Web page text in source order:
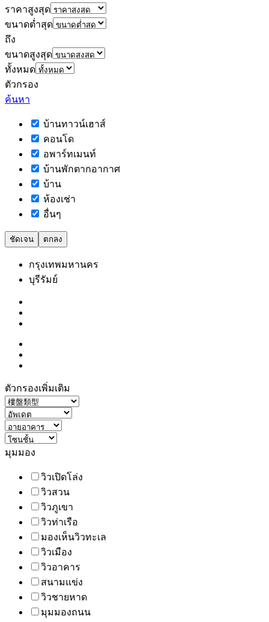
ราคาสูงสุด
ขนาดต่ำสุด
ถึง
ขนาดสูงสุด
ทั้งหมด
ตัวกรอง
ค้นหา
บ้านทาวน์เฮาส์
คอนโด
อพาร์ทเมนท์
บ้านพักตากอากาศ
บ้าน
ห้องเช่า
อื่นๆ
ชัดเจน ตกลง
กรุงเทพมหานคร
บุรีรัมย์
ตัวกรองเพิ่มเติม
มุมมอง
วิวเปิดโล่ง
วิวสวน
วิวภูเขา
วิวท่าเรือ
มองเห็นวิวทะเล
วิวเมือง
วิวอาคาร
สนามแข่ง
วิวชายหาด
มุมมองถนน